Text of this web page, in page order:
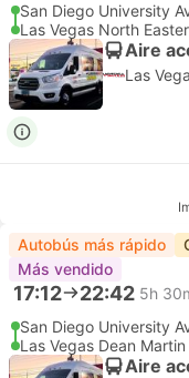
San Diego University
Las Vegas North
Aire
Las
Autobús más rápido
Más vendido
17:12 22:42 5h
San Diego University
Las Vegas Dean
Aire